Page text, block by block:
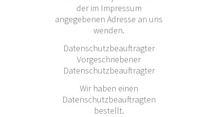
der im Impressum
angegebenen Adresse an uns
wenden.
Datenschutzbeauftragter
Vorgeschriebener
Datenschutzbeauftragter
Wir haben einen
Datenschutzbeauftragten
bestellt.